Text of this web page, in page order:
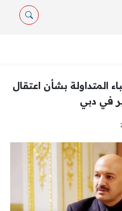
المتداولة بشأن اعتقال
في دبي